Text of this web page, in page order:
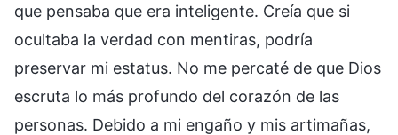
que pensaba que era inteligente. Creía que si
ocultaba la verdad con mentiras, podría
preservar mi estatus. No me percaté de que Dios
escruta lo más profundo del corazón de las
personas. Debido a mi engaño y mis artimañas,